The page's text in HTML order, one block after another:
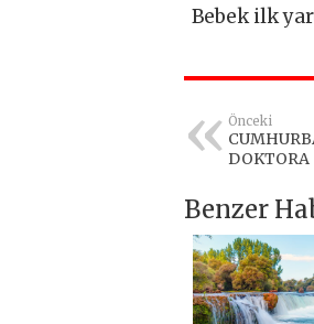
Bebek ilk
Önceki
DOKTORA
Benzer